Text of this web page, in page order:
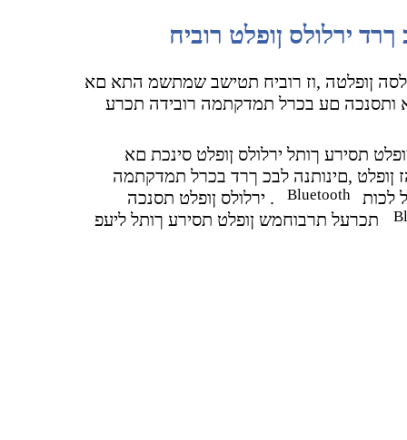
ןופלטה ,וז רוביח תטישב שמתשמ התא םא
ותסנכה םע בכרל תמדקתמה רובידה תכרע
תסירע ךותל ירלולס ןופלט סינכת םא
ןופלט ,םינותנה לבכ ךרד בכרל תמדקתמה
ירלולס ןופלט תסנכה .
Bluetooth
לכות
תכרעל תרבוחמש ןופלט תסירע ךותל ליעפ